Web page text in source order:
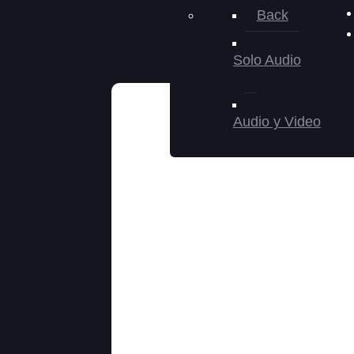
Back
Solo Audio
Audio y Video